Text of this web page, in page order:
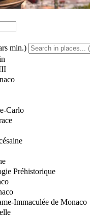
min.)
Carlo
Préhistorique
Immaculée de Monaco